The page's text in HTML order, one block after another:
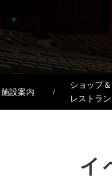
施設案内
ショップ＆
レストラン
イ